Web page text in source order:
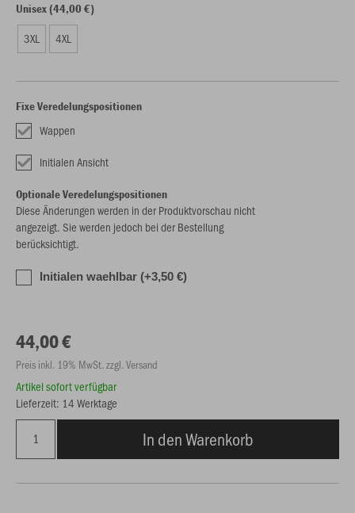
Unisex (44,00 €)
3XL 4XL
Fixe Veredelungspositionen
Wappen
Initialen Ansicht
Optionale Veredelungspositionen
Diese Änderungen werden in der Produktvorschau nicht
angezeigt. Sie werden jedoch bei der Bestellung
berücksichtigt.
Initialen waehlbar (+3,50 €)
44,00 €
Preis inkl. 19% MwSt. zzgl. Versand
Artikel sofort verfügbar
Lieferzeit: 14 Werktage
In den Warenkorb